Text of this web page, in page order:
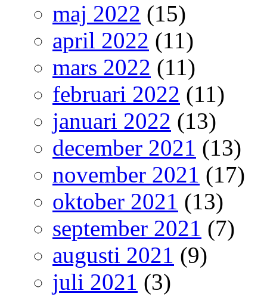
maj 2022 (15)
april 2022 (11)
mars 2022 (11)
februari 2022 (11)
januari 2022 (13)
december 2021 (13)
november 2021 (17)
oktober 2021 (13)
september 2021 (7)
augusti 2021 (9)
juli 2021 (3)